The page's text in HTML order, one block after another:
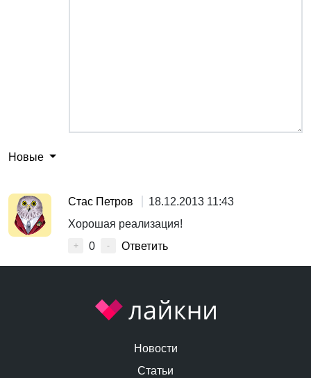
Новые
Стас Петров
18.12.2013 11:43
Хорошая реализация!
+ 0 - Ответить
Новости
Статьи